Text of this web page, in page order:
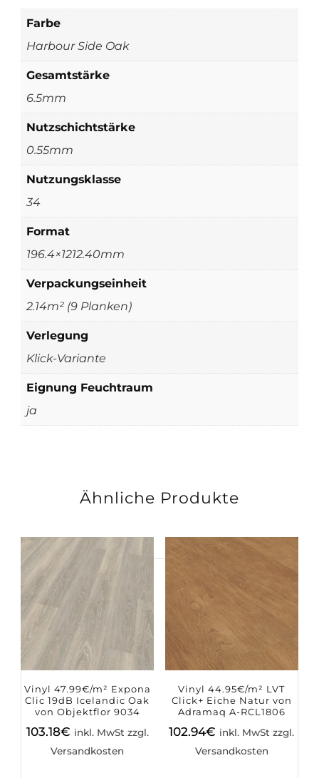
Farbe
Harbour Side Oak
Gesamtstärke
6.5mm
Nutzschichtstärke
0.55mm
Nutzungsklasse
34
Format
196.4×1212.40mm
Verpackungseinheit
2.14m² (9 Planken)
Verlegung
Klick-Variante
Eignung Feuchtraum
ja
Ähnliche Produkte
Vinyl 47.99€/m² Expona
Clic 19dB Icelandic Oak
von Objektflor 9034
103.18€ inkl. MwSt zzgl.
Versandkosten
Vinyl 44.95€/m² LVT
Click+ Eiche Natur von
Adramaq A-RCL1806
102.94€ inkl. MwSt zzgl.
Versandkosten
nach: